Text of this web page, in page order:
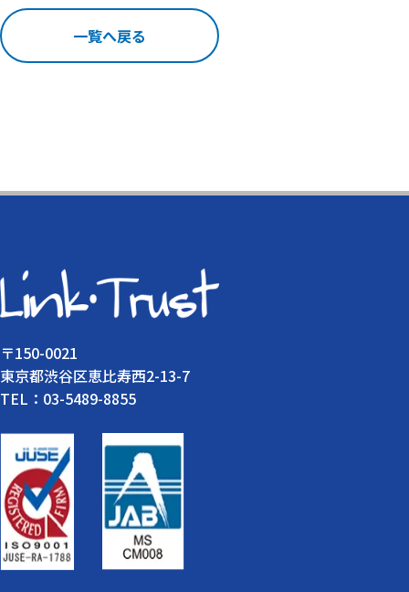
一覧へ戻る
〒150-0021
東京都渋谷区恵比寿西2-13-7
TEL：03-5489-8855